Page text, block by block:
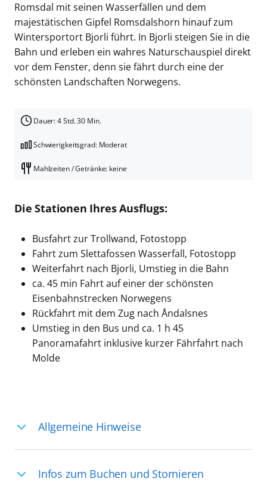
Romsdal mit seinen Wasserfällen und dem
majestätischen Gipfel Romsdalshorn hinauf zum
Wintersportort Bjorli führt. In Bjorli steigen Sie in die
Bahn und erleben ein wahres Naturschauspiel direkt
vor dem Fenster, denn sie fährt durch eine der
schönsten Landschaften Norwegens.
Dauer: 4 Std. 30 Min.
Schwierigkeitsgrad: Moderat
Mahlzeiten / Getränke: keine
Die Stationen Ihres Ausflugs:
Busfahrt zur Trollwand, Fotostopp
Fahrt zum Slettafossen Wasserfall, Fotostopp
Weiterfahrt nach Bjorli, Umstieg in die Bahn
ca. 45 min Fahrt auf einer der schönsten
Eisenbahnstrecken Norwegens
Rückfahrt mit dem Zug nach Åndalsnes
Umstieg in den Bus und ca. 1 h 45
Panoramafahrt inklusive kurzer Fährfahrt nach
Molde
Allgemeine Hinweise
Deutschsprachige Reiseleiter:innen sind
Infos zum Buchen und Stornieren